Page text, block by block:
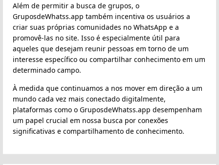
Além de permitir a busca de grupos, o
GruposdeWhatss.app também incentiva os usuários a
criar suas próprias comunidades no WhatsApp e a
promovê-las no site. Isso é especialmente útil para
aqueles que desejam reunir pessoas em torno de um
interesse específico ou compartilhar conhecimento em um
determinado campo.
À medida que continuamos a nos mover em direção a um
mundo cada vez mais conectado digitalmente,
plataformas como o GruposdeWhatss.app desempenham
um papel crucial em nossa busca por conexões
significativas e compartilhamento de conhecimento.